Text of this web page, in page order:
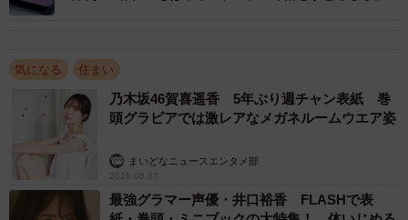
気になる 住まい
乃木坂46賀喜遥香 5年ぶり週チャン表紙 巻
頭グラビアでは激レアなメガネルームウエア姿
まいどなニュースエンタメ部
2026.08.07
最強グラマー声優・井口裕香 FLASHで表